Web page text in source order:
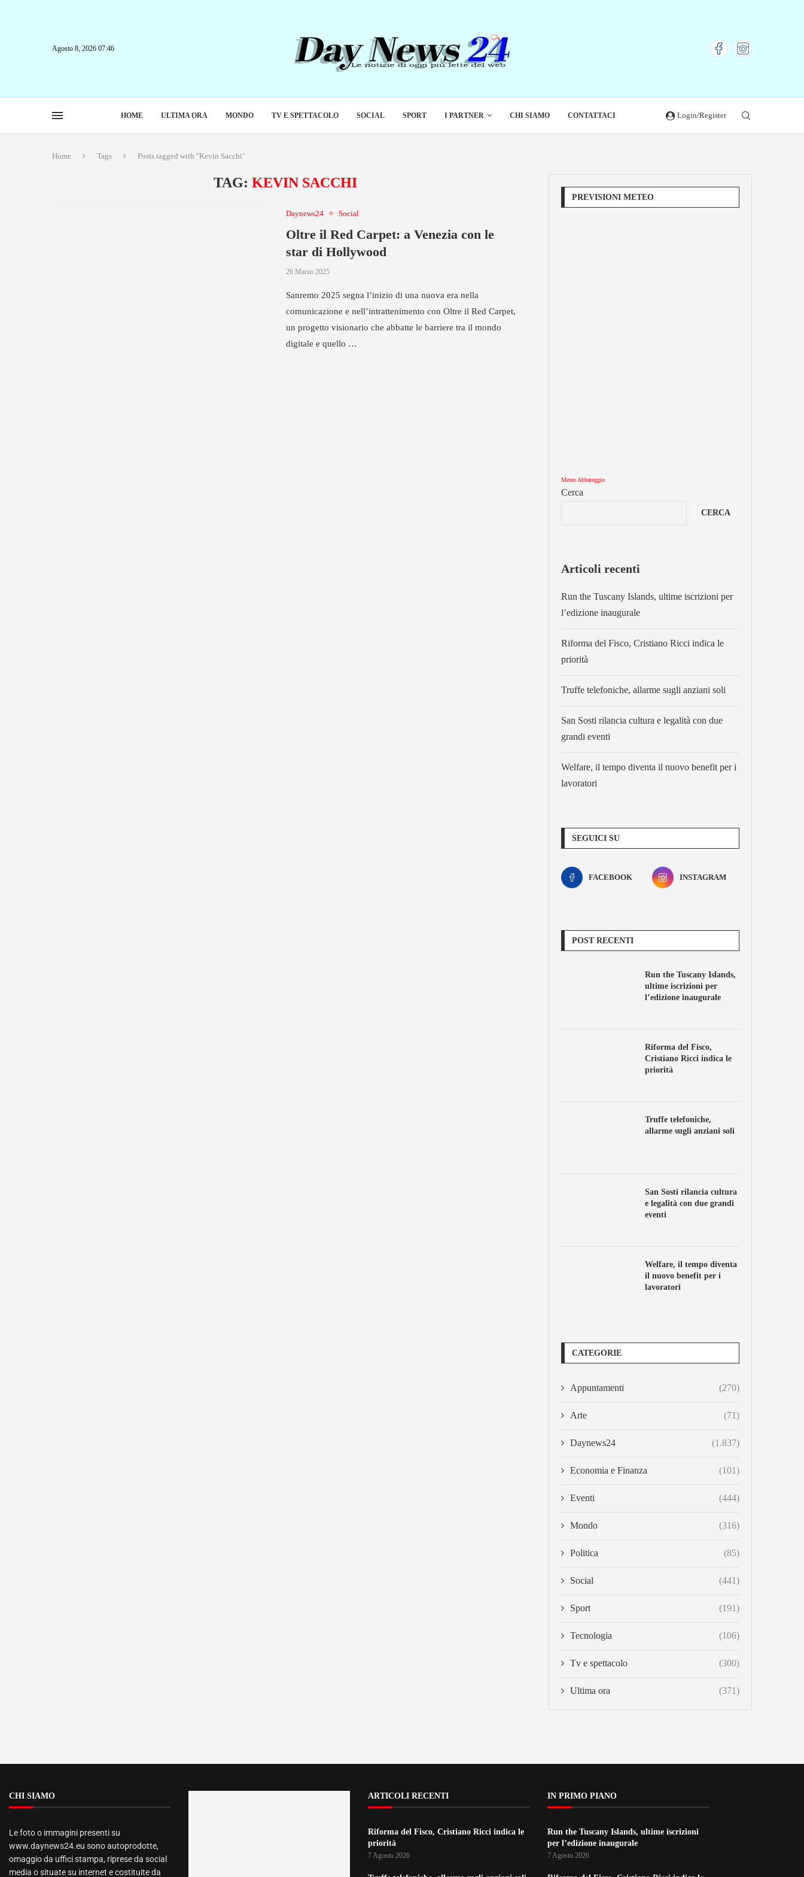
Agosto 8, 2026 07:46
HOME ULTIMA ORA MONDO TV E SPETTACOLO SOCIAL SPORT I PARTNER CHI SIAMO CONTATTACI Login/Register
Home Tags Posts tagged with "Kevin Sacchi"
TAG: KEVIN SACCHI
Daynews24 Social
Oltre il Red Carpet: a Venezia con le
star di Hollywood
26 Marzo 2025
Sanremo 2025 segna l’inizio di una nuova era nella
comunicazione e nell’intrattenimento con Oltre il Red Carpet,
un progetto visionario che abbatte le barriere tra il mondo
digitale e quello …
PREVISIONI METEO
Meteo Abbateggio
Cerca
CERCA
Articoli recenti
Run the Tuscany Islands, ultime iscrizioni per
l’edizione inaugurale
Riforma del Fisco, Cristiano Ricci indica le
priorità
Truffe telefoniche, allarme sugli anziani soli
San Sosti rilancia cultura e legalità con due
grandi eventi
Welfare, il tempo diventa il nuovo benefit per i
lavoratori
SEGUICI SU
FACEBOOK INSTAGRAM
POST RECENTI
Run the Tuscany Islands,
ultime iscrizioni per
l’edizione inaugurale
Riforma del Fisco,
Cristiano Ricci indica le
priorità
Truffe telefoniche,
allarme sugli anziani soli
San Sosti rilancia cultura
e legalità con due grandi
eventi
Welfare, il tempo diventa
il nuovo benefit per i
lavoratori
CATEGORIE
Appuntamenti (270)
Arte (71)
Daynews24 (1.837)
Economia e Finanza (101)
Eventi (444)
Mondo (316)
Politica (85)
Social (441)
Sport (191)
Tecnologia (106)
Tv e spettacolo (300)
Ultima ora (371)
CHI SIAMO
Le foto o immagini presenti su
www.daynews24.eu sono autoprodotte,
omaggio da uffici stampa, riprese da social
media o situate su internet e costituite da
ARTICOLI RECENTI
Riforma del Fisco, Cristiano Ricci indica le
priorità
7 Agosto 2026
IN PRIMO PIANO
Run the Tuscany Islands, ultime iscrizioni
per l’edizione inaugurale
7 Agosto 2026